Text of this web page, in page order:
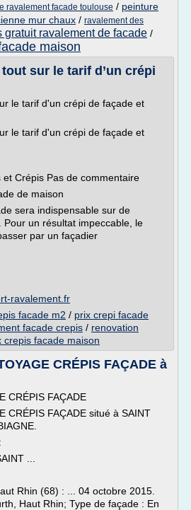
ravalement facade toulouse / peinture
mur chaux / ravalement des
gratuit ravalement de facade /
maison
sur le tarif d’un crépi
le tarif d'un crépi de façade et
le tarif d'un crépi de façade et
et Crépis Pas de commentaire
de maison
sera indispensable sur de
Pour un résultat impeccable, le
par un façadier
ravalement.fr
facade m2 / prix crepi facade
facade crepis / renovation
crepis facade maison
CRÉPIS FAÇADE à
CRÉPIS FAÇADE
CRÉPIS FAÇADE situé à SAINT
...
Rhin (68) : ... 04 octobre 2015.
Haut Rhin; Type de façade : En